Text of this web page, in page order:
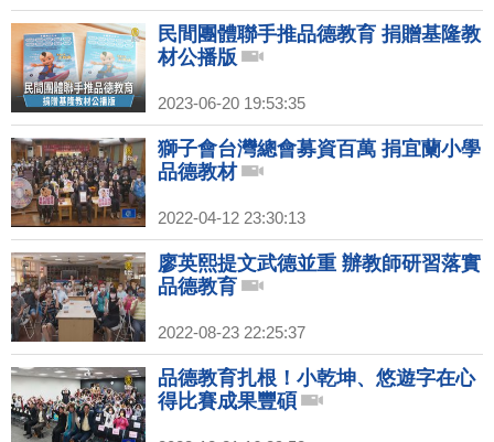
民間團體聯手推品德教育 捐贈基隆教
材公播版
2023-06-20 19:53:35
獅子會台灣總會募資百萬 捐宜蘭小學
品德教材
2022-04-12 23:30:13
廖英熙提文武德並重 辦教師研習落實
品德教育
2022-08-23 22:25:37
品德教育扎根！小乾坤、悠遊字在心
得比賽成果豐碩